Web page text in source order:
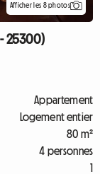
Afficher les 8 photos
25300)
Appartement
Logement entier
80 m²
4 personnes
1